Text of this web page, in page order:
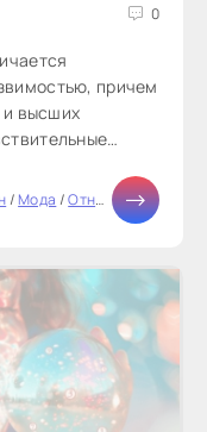
0
причем
и высших
/Мода /Отношения /